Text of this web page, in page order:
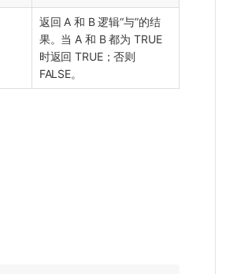
返回 A 和 B 逻辑“与”的结
果。当 A 和 B 都为 TRUE
时返回 TRUE；否则
FALSE。